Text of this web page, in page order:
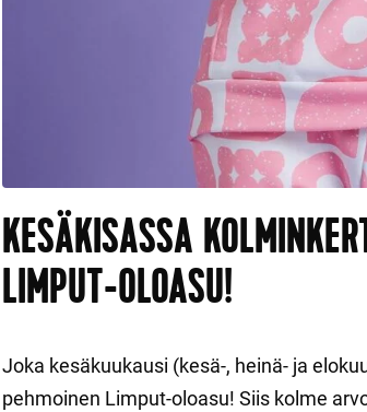
KESÄKISASSA
LIMPUT-OLOASU!
Joka kesäkuukausi (kesä-, heinä- ja
pehmoinen Limput-oloasu! Siis kolme